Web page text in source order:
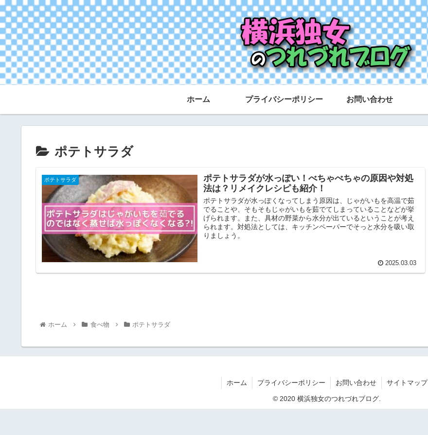
ホーム プライバシーポリシー お問い合わせ
ポテトサラダ
ポテトサラダ
ポテトサラダが水っぽい！べちゃべちゃの原因や対処
法は？リメイクレシピも紹介！
ポテトサラダが水っぽくなってしまう原因は、じゃがいもを高温で茹
でることや、そもそもじゃがいもを茹でてしまっていることなどが挙
げられます。また、具材の野菜から水分が出ているということが考え
られます。対処法としては、キッチンペーパーでそっと水分を吸い取
りましょう。
2025.03.03
ホーム 食べ物 ポテトサラダ
ホーム プライバシーポリシー お問い合わせ サイトマップ
© 2020 横浜独女のつれづれブログ.